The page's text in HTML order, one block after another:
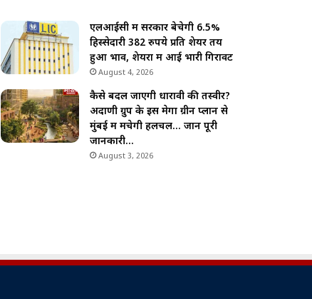
एलआईसी में सरकार बेचेगी 6.5%
हिस्सेदारी 382 रुपये प्रति शेयर तय
हुआ भाव, शेयरों में आई भारी गिरावट
August 4, 2026
कैसे बदल जाएगी धारावी की तस्वीर?
अदाणी ग्रुप के इस मेगा ग्रीन प्लान से
मुंबई में मचेगी हलचल… जानें पूरी
जानकारी…
August 3, 2026